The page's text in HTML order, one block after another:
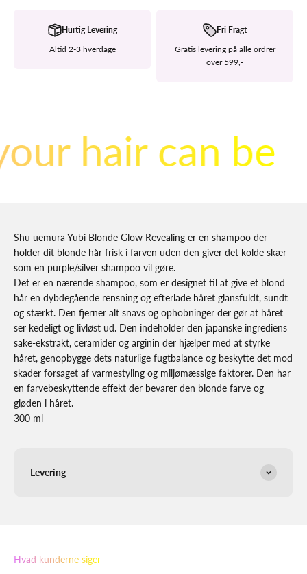
Hurtig Levering
Altid 2-3 hverdage
Fri Fragt
Gratis levering på alle ordrer
over 599,-
hair can be
Shu uemura Yubi Blonde Glow Revealing er en shampoo der
holder dit blonde hår frisk i farven uden den giver det kolde skær
som en purple/silver shampoo vil gøre.
Det er en nærende shampoo, som er designet til at give et blond
hår en dybdegående rensning og efterlade håret glansfuldt, sundt
og stærkt. Den fjerner alt snavs og ophobninger der gør at håret
ser kedeligt og livløst ud. Den indeholder den japanske ingrediens
sake-ekstrakt, ceramider og arginin der hjælper med at styrke
håret, genopbygge dets naturlige fugtbalance og beskytte det mod
skader forsaget af varmestyling og miljømæssige faktorer. Den har
en farvebeskyttende effekt der bevarer den blonde farve og
gløden i håret.
300 ml
Levering
Hvad kunderne siger